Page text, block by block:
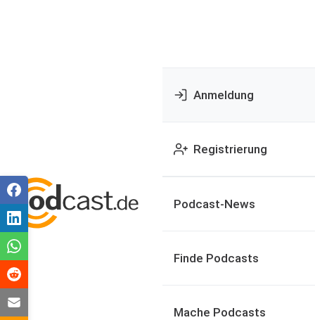
Anmeldung
Registrierung
Podcast-News
Finde Podcasts
Mache Podcasts